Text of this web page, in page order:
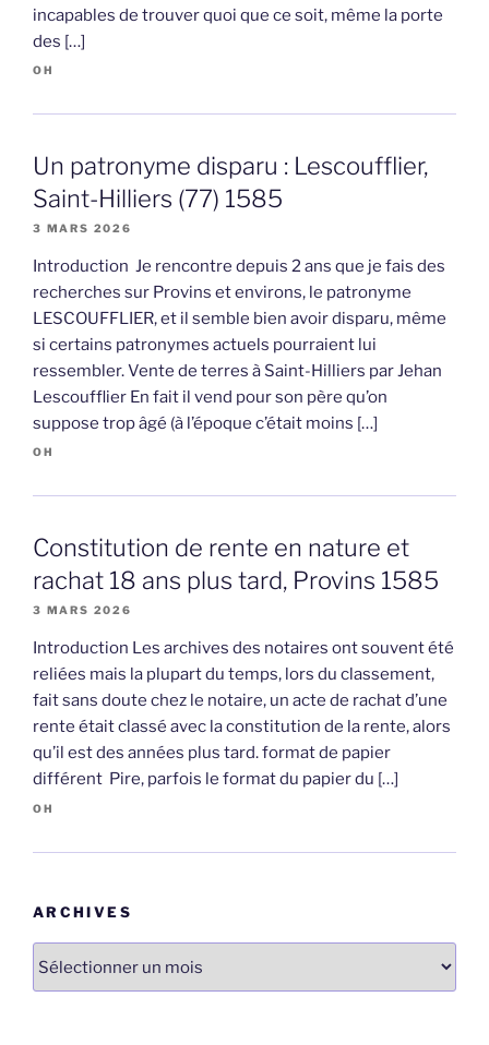
incapables de trouver quoi que ce soit, même la porte
des […]
OH
Un patronyme disparu : Lescoufflier,
Saint-Hilliers (77) 1585
3 MARS 2026
Introduction Je rencontre depuis 2 ans que je fais des
recherches sur Provins et environs, le patronyme
LESCOUFFLIER, et il semble bien avoir disparu, même
si certains patronymes actuels pourraient lui
ressembler. Vente de terres à Saint-Hilliers par Jehan
Lescoufflier En fait il vend pour son père qu’on
suppose trop âgé (à l’époque c’était moins […]
OH
Constitution de rente en nature et
rachat 18 ans plus tard, Provins 1585
3 MARS 2026
Introduction Les archives des notaires ont souvent été
reliées mais la plupart du temps, lors du classement,
fait sans doute chez le notaire, un acte de rachat d’une
rente était classé avec la constitution de la rente, alors
qu’il est des années plus tard. format de papier
différent Pire, parfois le format du papier du […]
OH
ARCHIVES